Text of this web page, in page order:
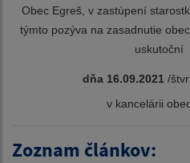
Obec Egreš, v zastúpení
týmto pozýva na zasadnutie
dňa 16.09.2021 /
v kancelárii
Zoznam článkov: